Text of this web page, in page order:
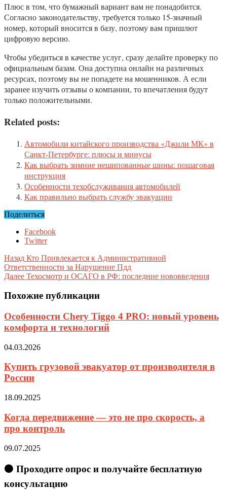
Плюс в том, что бумажный вариант вам не понадобится.
Согласно законодательству, требуется только 15-значный
номер, который вносится в базу, поэтому вам пришлют
цифровую версию.
Чтобы убедиться в качестве услуг, сразу делайте проверку по
официальным базам. Она доступна онлайн на различных
ресурсах, поэтому вы не попадете на мошенников. А если
заранее изучить отзывы о компании, то впечатления будут
только положительными.
Related posts:
Автомобили китайского производства «Джили МК» в
Санкт-Петербурге: плюсы и минусы
Как выбрать зимние нешипованные шины: пошаговая
инструкция
Особенности техобслуживания автомобилей
Как правильно выбрать службу эвакуации
Поделиться
Facebook
Twitter
Назад Кто Привлекается к Административной
Ответственности за Нарушение Пдд
Далее Техосмотр и ОСАГО в РФ: последние нововведения
Похожие публикации
Особенности Chery Tiggo 4 PRO: новый уровень
комфорта и технологий
04.03.2026
Купить грузовой эвакуатор от производителя в
России
18.09.2025
Когда передвижение — это не про скорость, а
про контроль
09.07.2025
🟠 Проходите опрос и получайте бесплатную
консультацию